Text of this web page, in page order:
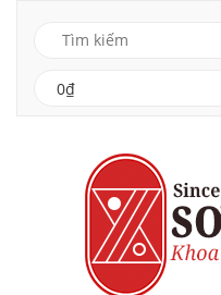
0₫